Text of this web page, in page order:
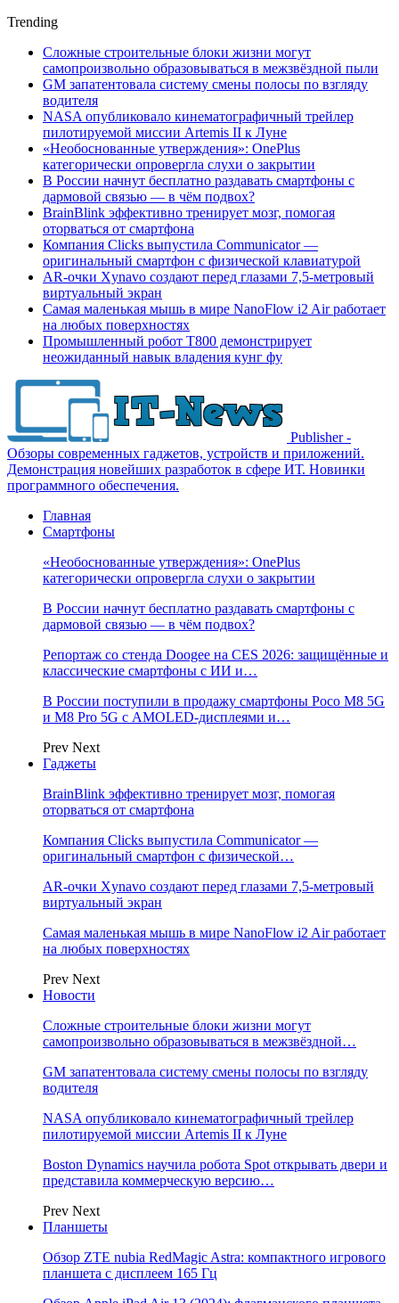
Trending
Сложные строительные блоки жизни могут
самопроизвольно образовываться в межзвёздной пыли
GM запатентовала систему смены полосы по взгляду
водителя
NASA опубликовало кинематографичный трейлер
пилотируемой миссии Artemis II к Луне
«Необоснованные утверждения»: OnePlus
категорически опровергла слухи о закрытии
В России начнут бесплатно раздавать смартфоны с
дармовой связью — в чём подвох?
BrainBlink эффективно тренирует мозг, помогая
оторваться от смартфона
Компания Clicks выпустила Communicator —
оригинальный смартфон с физической клавиатурой
AR-очки Xynavo создают перед глазами 7,5-метровый
виртуальный экран
Самая маленькая мышь в мире NanoFlow i2 Air работает
на любых поверхностях
Промышленный робот Т800 демонстрирует
неожиданный навык владения кунг фу
Publisher -
Обзоры современных гаджетов, устройств и приложений.
Демонстрация новейших разработок в сфере ИТ. Новинки
программного обеспечения.
Главная
Смартфоны
«Необоснованные утверждения»: OnePlus
категорически опровергла слухи о закрытии
В России начнут бесплатно раздавать смартфоны с
дармовой связью — в чём подвох?
Репортаж со стенда Doogee на CES 2026: защищённые и
классические смартфоны с ИИ и…
В России поступили в продажу смартфоны Poco M8 5G
и M8 Pro 5G с AMOLED-дисплеями и…
Prev Next
Гаджеты
BrainBlink эффективно тренирует мозг, помогая
оторваться от смартфона
Компания Clicks выпустила Communicator —
оригинальный смартфон с физической…
AR-очки Xynavo создают перед глазами 7,5-метровый
виртуальный экран
Самая маленькая мышь в мире NanoFlow i2 Air работает
на любых поверхностях
Prev Next
Новости
Сложные строительные блоки жизни могут
самопроизвольно образовываться в межзвёздной…
GM запатентовала систему смены полосы по взгляду
водителя
NASA опубликовало кинематографичный трейлер
пилотируемой миссии Artemis II к Луне
Boston Dynamics научила робота Spot открывать двери и
представила коммерческую версию…
Prev Next
Планшеты
Обзор ZTE nubia RedMagic Astra: компактного игрового
планшета с дисплеем 165 Гц